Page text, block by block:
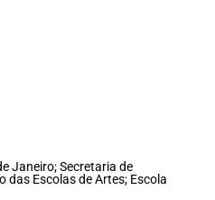
Janeiro; Secretaria de
das Escolas de Artes; Escola